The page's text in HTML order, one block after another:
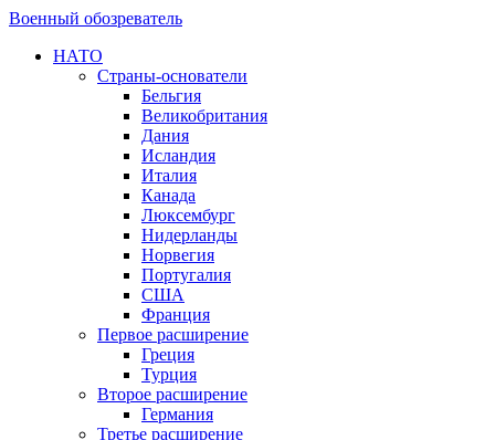
Военный обозреватель
НАТО
Страны-основатели
Бельгия
Великобритания
Дания
Исландия
Италия
Канада
Люксембург
Нидерланды
Норвегия
Португалия
США
Франция
Первое расширение
Греция
Турция
Второе расширение
Германия
Третье расширение